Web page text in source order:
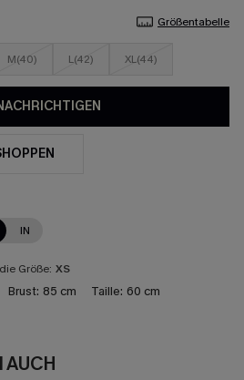
Größentabelle
M(40) L(42) XL(44)
IN
Größe: XS
Brust: 85 cm Taille: 60 cm
AUCH